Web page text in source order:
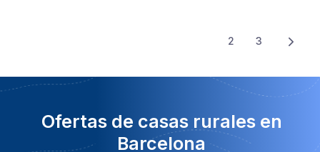
2 3
Ofertas de casas rurales en
Barcelona